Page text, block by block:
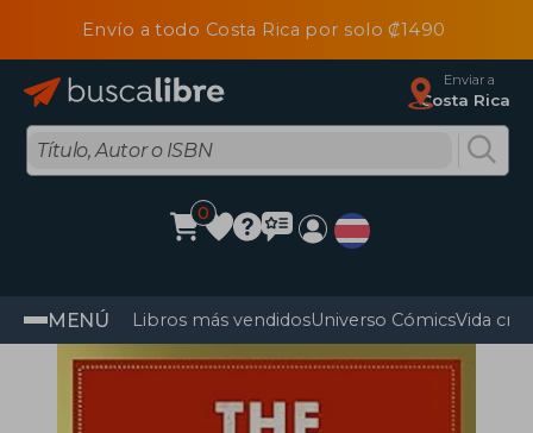
Envío a todo Costa Rica por solo ₡1490
Enviar a
Costa Rica
0
MENÚ Libros más vendidosUniverso CómicsVida